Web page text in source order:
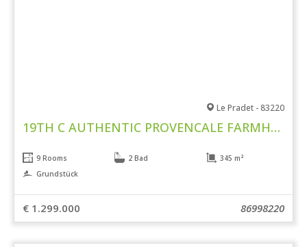
Le Pradet - 83220
19TH C AUTHENTIC PROVENCALE FARMHOUSE
9 Rooms 2 Bad
345 m²
Grundstück
€ 1.299.000 86998220